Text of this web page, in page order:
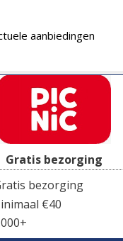
aanbiedingen
Gratis bezorging
bezorging
€40